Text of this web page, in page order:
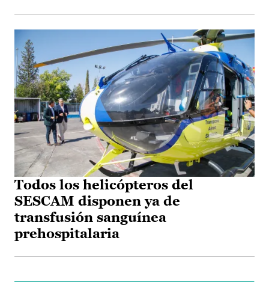
Todos los helicópteros del
SESCAM disponen ya de
transfusión sanguínea
prehospitalaria